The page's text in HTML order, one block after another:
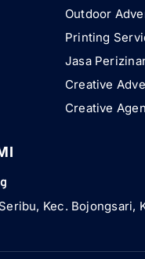
Outdoor
Printing
Jasa
Creative
Creative
Kec. Bojongsari,